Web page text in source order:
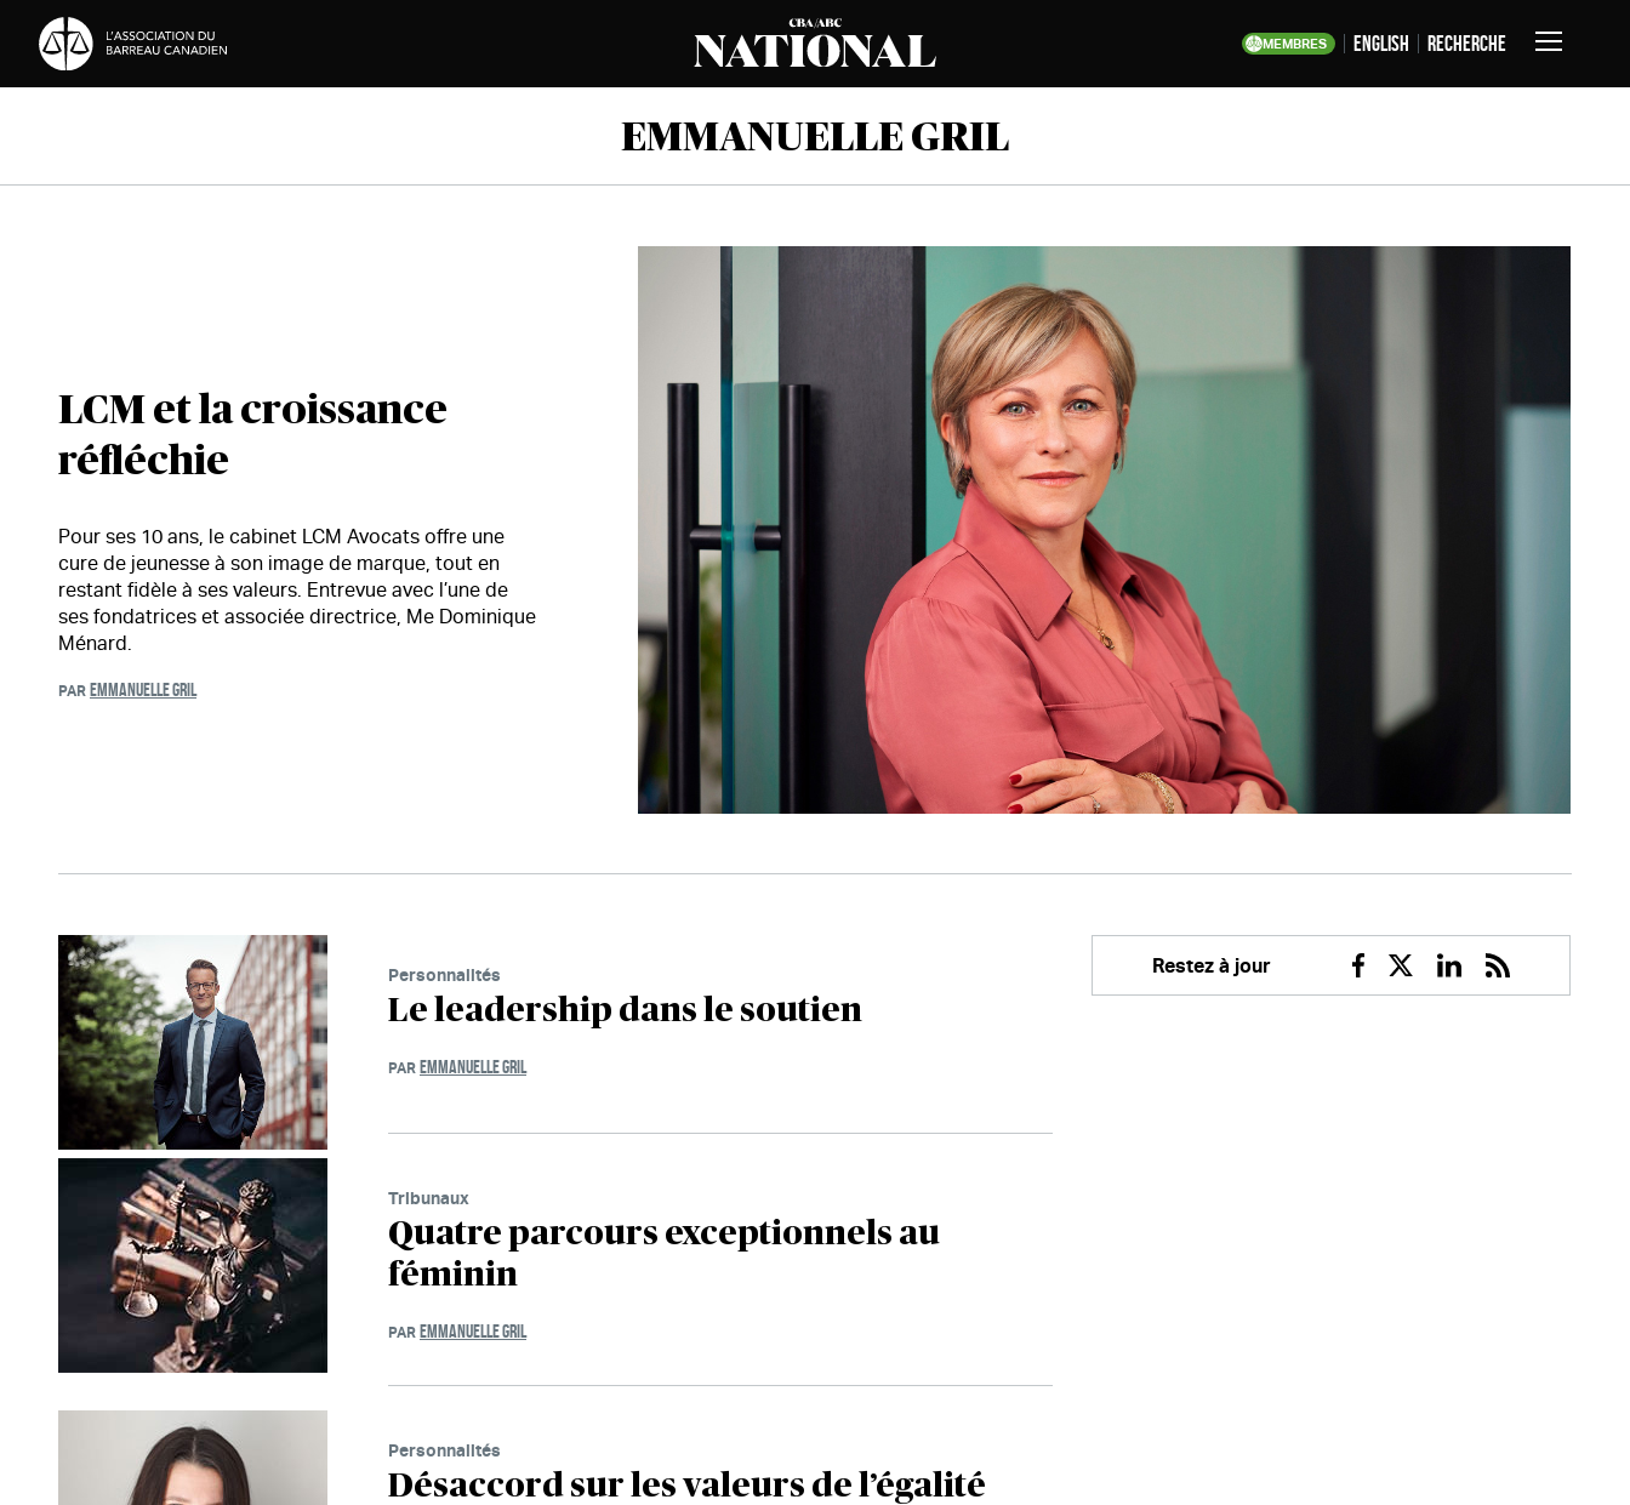
Passer au contenu MEMBRES English Recherche
Basculer
EMMANUELLE GRIL
LCM et la croissance
réfléchie
Pour ses 10 ans, le cabinet LCM Avocats offre une
cure de jeunesse à son image de marque, tout en
restant fidèle à ses valeurs. Entrevue avec l’une de
ses fondatrices et associée directrice, Me Dominique
Ménard.
PAR EMMANUELLE GRIL
Personnalités
Le leadership dans le soutien
PAR EMMANUELLE GRIL
Tribunaux
Quatre parcours exceptionnels au
féminin
PAR EMMANUELLE GRIL
Personnalités
Désaccord sur les valeurs de l’égalité
Restez à jour
Facebook
TwitterLinkedin
RSS